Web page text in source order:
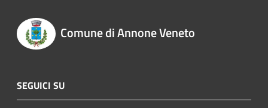
Comune di Annone Veneto
SEGUICI SU